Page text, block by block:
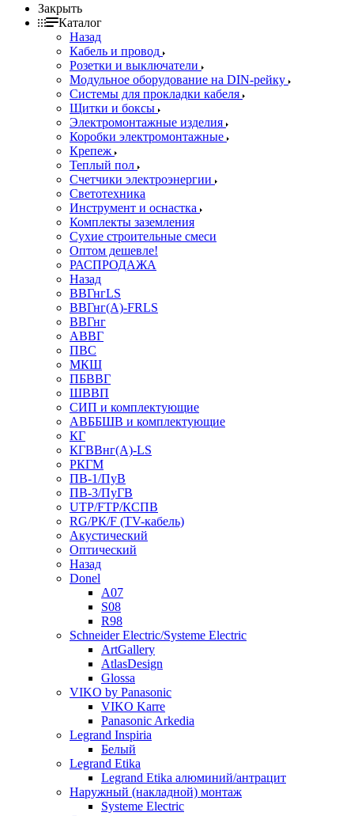
Закрыть
Каталог
Назад
Кабель и провод
Розетки и выключатели
Модульное оборудование на DIN-рейку
Системы для прокладки кабеля
Щитки и боксы
Электромонтажные изделия
Коробки электромонтажные
Крепеж
Теплый пол
Счетчики электроэнергии
Светотехника
Инструмент и оснастка
Комплекты заземления
Сухие строительные смеси
Оптом дешевле!
РАСПРОДАЖА
Назад
ВВГнгLS
ВВГнг(А)-FRLS
ВВГнг
АВВГ
ПВС
МКШ
ПБВВГ
ШВВП
СИП и комплектующие
АВББШВ и комплектующие
КГ
КГВВнг(А)-LS
РКГМ
ПВ-1/ПуВ
ПВ-3/ПуГВ
UTP/FTP/КСПВ
RG/РК/F (TV-кабель)
Акустический
Оптический
Назад
Donel
A07
S08
R98
Schneider Electric/Systeme Electric
ArtGallery
AtlasDesign
Glossa
VIKO by Panasonic
VIKO Karre
Panasonic Arkedia
Legrand Inspiria
Белый
Legrand Etika
Legrand Etika алюминий/антрацит
Наружный (накладной) монтаж
Systeme Electric